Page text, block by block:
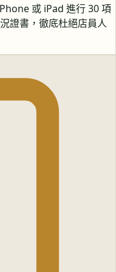
或 iPad 進行 30 項
證書，徹底杜絕店員人